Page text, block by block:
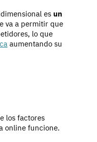
es un
va a permitir que
lo que
aumentando su
los factores
online funcione.